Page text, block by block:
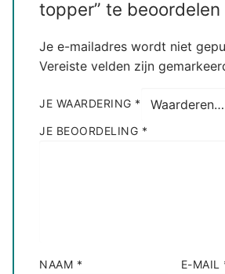
topper” te beoordelen
Je e-mailadres wordt niet
Vereiste velden zijn
JE WAARDERING *
JE BEOORDELING *
NAAM * E-MAIL